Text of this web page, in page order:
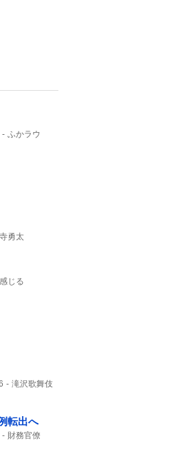
ふかラウ
勇太
じる
滝沢歌舞伎
転出へ
財務官僚